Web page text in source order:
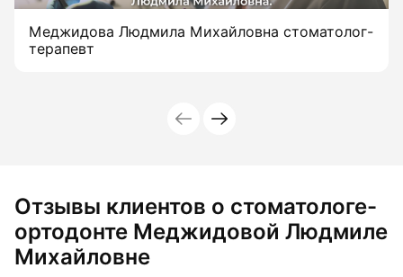
Меджидова Людмила Михайловна стоматолог-
терапевт
Отзывы клиентов о стоматологе-
ортодонте Меджидовой Людмиле
Михайловне